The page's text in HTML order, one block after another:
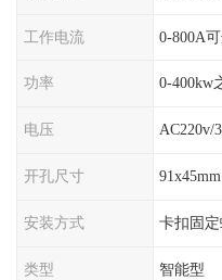
工作电流 0-800A
功率 0-400kw
电压 AC220v/
开孔尺寸 91x45mm
安装方式 卡扣固
类型 智能型